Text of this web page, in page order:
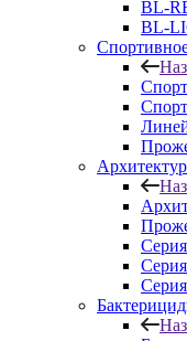
BL-
BL-